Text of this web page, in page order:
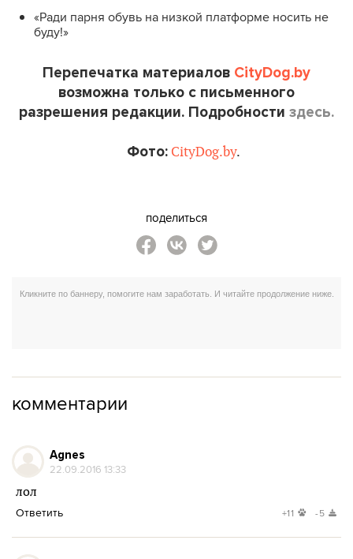
«Ради парня обувь на низкой платформе носить не
буду!»
Перепечатка материалов CityDog.by
возможна только с письменного
разрешения редакции. Подробности здесь.
Фото: CityDog.by.
поделиться
комментарии
Agnes
22.09.2016 13:33
лол
Ответить +11 -5